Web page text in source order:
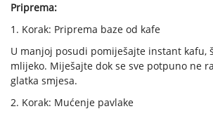
Priprema:
1. Korak: Priprema baze od kafe
U manjoj posudi pomiješajte instant kafu,
mlijeko. Miješajte dok se sve potpuno ne
glatka smjesa.
2. Korak: Mućenje pavlake